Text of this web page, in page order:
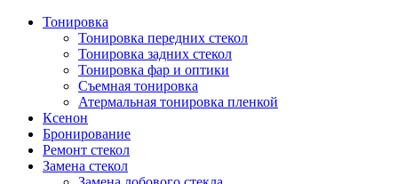
Тонировка
Тонировка передних стекол
Тонировка задних стекол
Тонировка фар и оптики
Съемная тонировка
Атермальная тонировка пленкой
Ксенон
Бронирование
Ремонт стекол
Замена стекол